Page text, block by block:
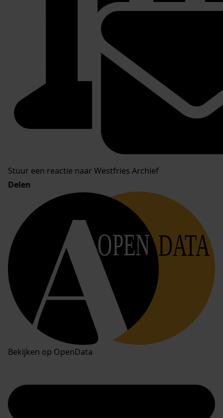
Stuur een reactie naar Westfries Archief
Delen
OPEN DATA
Bekijken op OpenData